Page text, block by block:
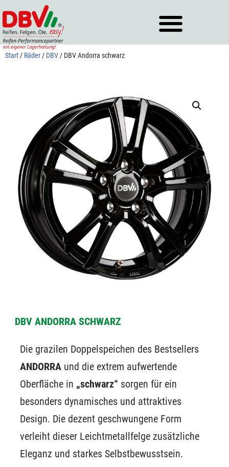
Zum
Inhalt
springen
Start / Räder / DBV / DBV Andorra schwarz
DBV ANDORRA SCHWARZ
Die grazilen Doppelspeichen des Bestsellers
ANDORRA und die extrem aufwertende
Oberfläche in „schwarz“ sorgen für ein
besonders dynamisches und attraktives
Design. Die dezent geschwungene Form
verleiht dieser Leichtmetallfelge zusätzliche
Eleganz und starkes Selbstbewusstsein.